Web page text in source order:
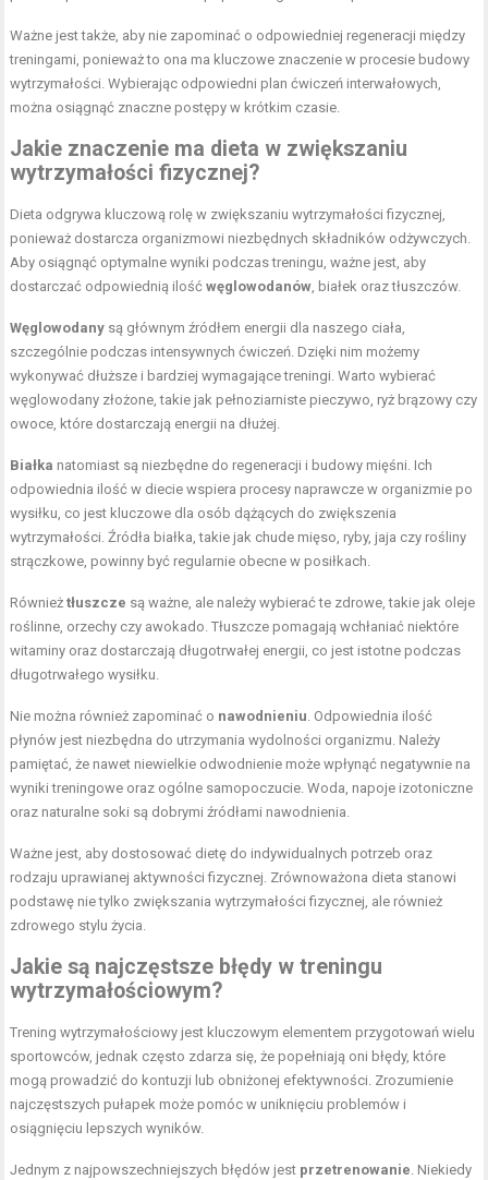
Ważne jest także, aby nie zapominać o odpowiedniej regeneracji między
treningami, ponieważ to ona ma kluczowe znaczenie w procesie budowy
wytrzymałości. Wybierając odpowiedni plan ćwiczeń interwałowych,
można osiągnąć znaczne postępy w krótkim czasie.
Jakie znaczenie ma dieta w zwiększaniu
wytrzymałości fizycznej?
Dieta odgrywa kluczową rolę w zwiększaniu wytrzymałości fizycznej,
ponieważ dostarcza organizmowi niezbędnych składników odżywczych.
Aby osiągnąć optymalne wyniki podczas treningu, ważne jest, aby
dostarczać odpowiednią ilośćwęglowodanów, białek oraz tłuszczów.
Węglowodany są głównym źródłem energii dla naszego ciała,
szczególnie podczas intensywnych ćwiczeń. Dzięki nim możemy
wykonywać dłuższe i bardziej wymagające treningi. Warto wybierać
węglowodany złożone, takie jak pełnoziarniste pieczywo, ryż brązowy czy
owoce, które dostarczają energii na dłużej.
Białka natomiast są niezbędne do regeneracji i budowy mięśni. Ich
odpowiednia ilość w diecie wspiera procesy naprawcze w organizmie po
wysiłku, co jest kluczowe dla osób dążących do zwiększenia
wytrzymałości. Źródła białka, takie jak chude mięso, ryby, jaja czy rośliny
strączkowe, powinny być regularnie obecne w posiłkach.
Równieżtłuszcze są ważne, ale należy wybierać te zdrowe, takie jak oleje
roślinne, orzechy czy awokado. Tłuszcze pomagają wchłaniać niektóre
witaminy oraz dostarczają długotrwałej energii, co jest istotne podczas
długotrwałego wysiłku.
Nie można również zapominać o nawodnieniu. Odpowiednia ilość
płynów jest niezbędna do utrzymania wydolności organizmu. Należy
pamiętać, że nawet niewielkie odwodnienie może wpłynąć negatywnie na
wyniki treningowe oraz ogólne samopoczucie. Woda, napoje izotoniczne
oraz naturalne soki są dobrymi źródłami nawodnienia.
Ważne jest, aby dostosować dietę do indywidualnych potrzeb oraz
rodzaju uprawianej aktywności fizycznej. Zrównoważona dieta stanowi
podstawę nie tylko zwiększania wytrzymałości fizycznej, ale również
zdrowego stylu życia.
Jakie są najczęstsze błędy w treningu
wytrzymałościowym?
Trening wytrzymałościowy jest kluczowym elementem przygotowań wielu
sportowców, jednak często zdarza się, że popełniają oni błędy, które
mogą prowadzić do kontuzji lub obniżonej efektywności. Zrozumienie
najczęstszych pułapek może pomóc w uniknięciu problemów i
osiągnięciu lepszych wyników.
Jednym z najpowszechniejszych błędów jest przetrenowanie. Niekiedy